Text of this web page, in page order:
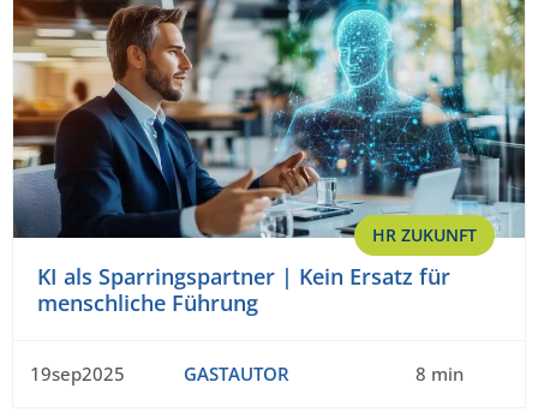
HR ZUKUNFT
KI als Sparringspartner | Kein Ersatz für
menschliche Führung
19sep2025 GASTAUTOR 8 min